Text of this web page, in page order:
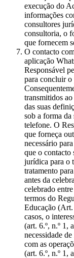
execução do
informações
consultores
consultoria, o
que fornecem
O contacto
aplicação
Responsável
para concluir o
transmitidos
das suas
sob a forma
telefone. O
que forneça
necessário
que o contacto
jurídica para o
tratamento
antes da
celebrado
termos do
Educação
casos, o
(art. 6.º, n.º 1,
necessidade
com as
(art. 6.º, n.º 1,